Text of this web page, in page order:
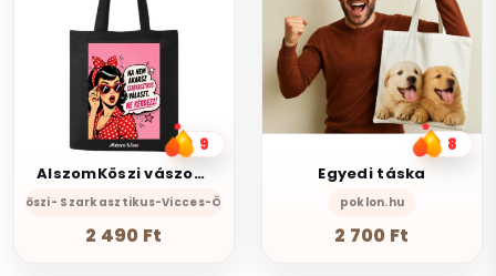
9
AlszomKöszi vászon táska fekete -Ha nem akarsz szarkasztikus
Szarkasztikus-Vicces-Önazonos
2 490 Ft
8
Egyedi táska
poklon.hu
2 700 Ft